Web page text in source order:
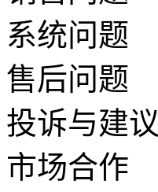
系统问题
售后问题
投诉与建议
市场合作